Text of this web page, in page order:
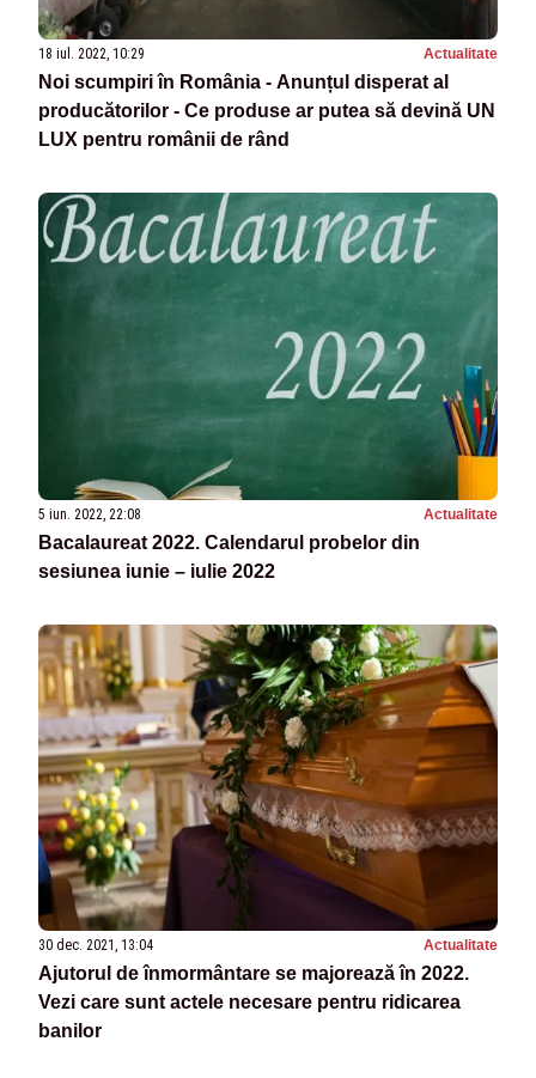
18 iul. 2022, 10:29 Actualitate
Noi scumpiri în România - Anunțul disperat al
producătorilor - Ce produse ar putea să devină UN
LUX pentru românii de rând
5 iun. 2022, 22:08 Actualitate
Bacalaureat 2022. Calendarul probelor din
sesiunea iunie – iulie 2022
30 dec. 2021, 13:04 Actualitate
Ajutorul de înmormântare se majorează în 2022.
Vezi care sunt actele necesare pentru ridicarea
banilor